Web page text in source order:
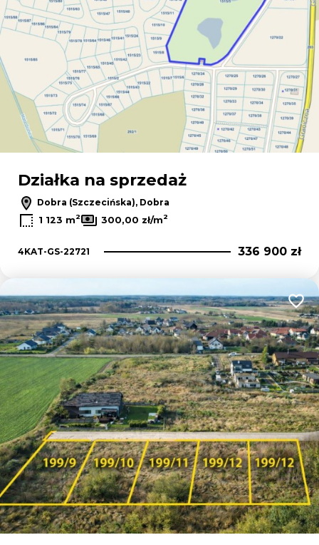
Działka na sprzedaż
Dobra (Szczecińska), Dobra
1 123 m2 300,00 zł/m2
4KAT-GS-22721 336 900 zł